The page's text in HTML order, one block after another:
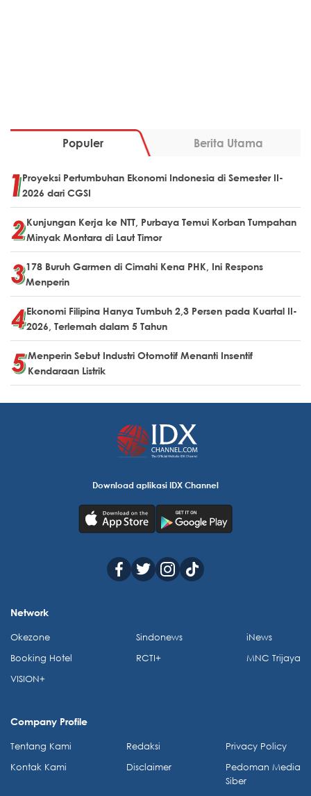
Populer Berita Utama
Proyeksi Pertumbuhan Ekonomi Indonesia di Semester II-
2026 dari CGSI
Kunjungan Kerja ke NTT, Purbaya Temui Korban Tumpahan
Minyak Montara di Laut Timor
178 Buruh Garmen di Cimahi Kena PHK, Ini Respons
Menperin
Ekonomi Filipina Hanya Tumbuh 2,3 Persen pada Kuartal II-
2026, Terlemah dalam 5 Tahun
Menperin Sebut Industri Otomotif Menanti Insentif
Kendaraan Listrik
Download aplikasi IDX Channel
Network
Okezone
Booking Hotel
VISION+
Sindonews
RCTI+
iNews
MNC Trijaya
Company Profile
Tentang Kami
Kontak Kami
Redaksi
Disclaimer
Privacy Policy
Pedoman Media
Siber